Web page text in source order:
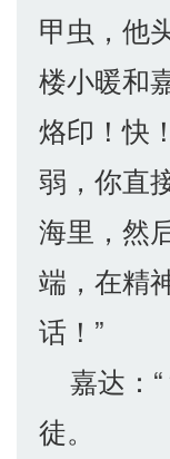
甲虫，他
楼小暖和
烙印！快
弱，你直
海里，然
端，在精
话！”
嘉达：“
徒。